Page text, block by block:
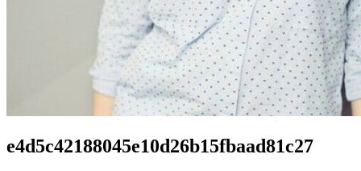
e4d5c42188045e10d26b15fbaad81c27